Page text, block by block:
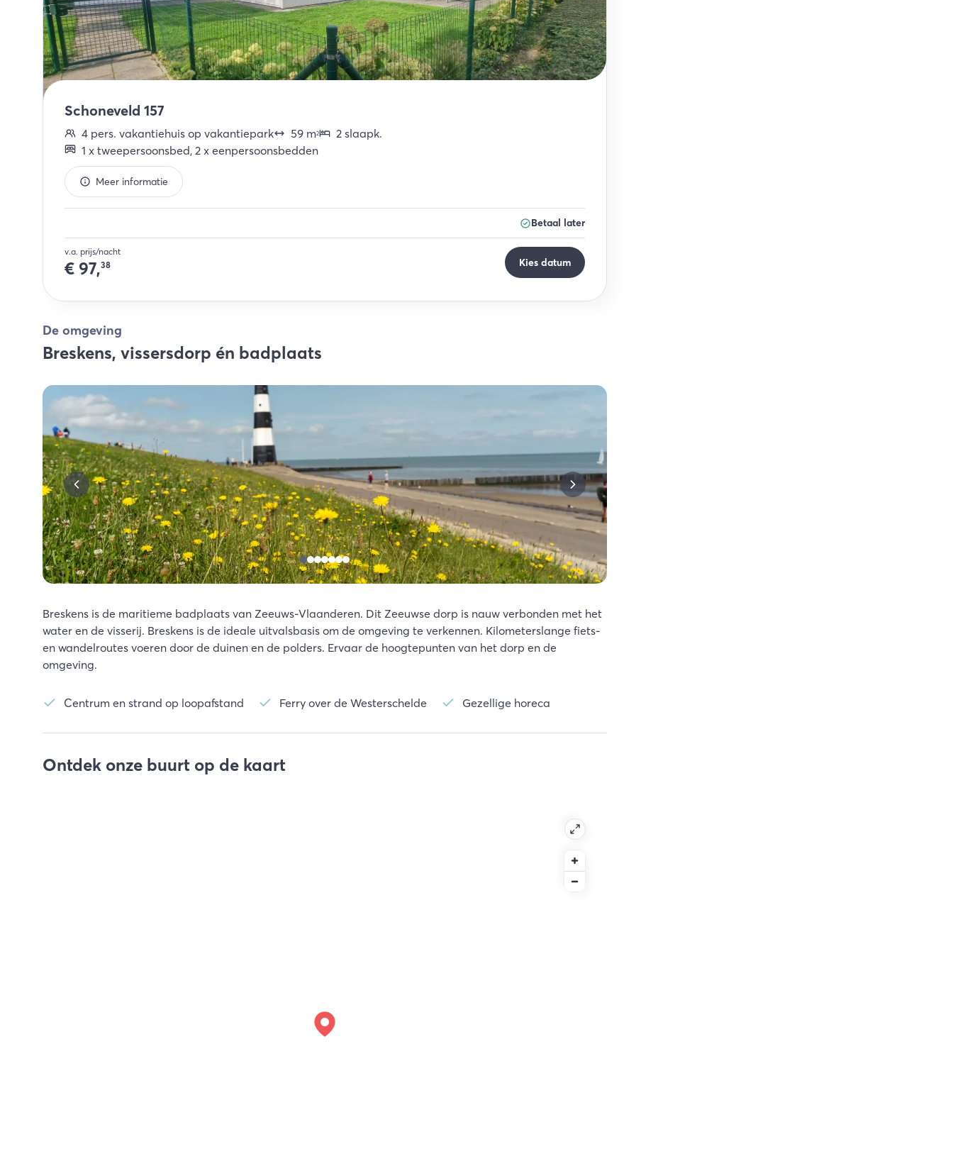
Schoneveld 157
4 pers. vakantiehuis op vakantiepark 59 m2 2 slaapk.
1 x tweepersoonsbed, 2 x eenpersoonsbedden
Meer informatie
Betaal later
v.a. prijs/nacht
€ 97,38 Kies datum
De omgeving
Breskens, vissersdorp én badplaats
Breskens is de maritieme badplaats van Zeeuws-Vlaanderen. Dit Zeeuwse dorp is nauw verbonden met het
water en de visserij. Breskens is de ideale uitvalsbasis om de omgeving te verkennen. Kilometerslange fiets-
en wandelroutes voeren door de duinen en de polders. Ervaar de hoogtepunten van het dorp en de
omgeving.
Centrum en strand op loopafstand Ferry over de Westerschelde Gezellige horeca
Ontdek onze buurt op de kaart